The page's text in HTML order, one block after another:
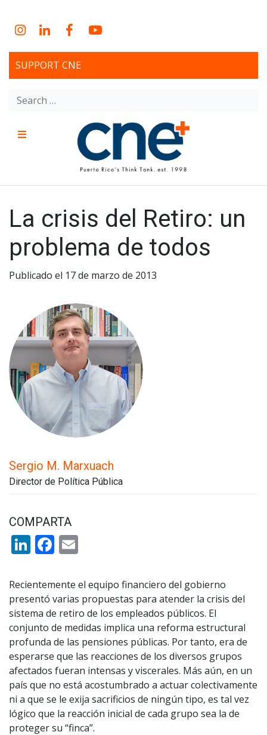
contentInstagram
LinkedInFacebookYouTube
SUPPORT CNE
Search
CNE – Centro Para Una
Nueva Economía – Center
for a New Economy
Non-profit, economic research and policy development
La crisis del Retiro: un
problema de todos
Publicado el 17 de marzo de 2013
Sergio M. Marxuach
Director de Política Pública
COMPARTA
LinkedIn
Facebook
Recientemente el equipo financiero del gobierno
presentó varias propuestas para atender la crisis del
sistema de retiro de los empleados públicos. El
conjunto de medidas implica una reforma estructural
profunda de las pensiones públicas. Por tanto, era de
esperarse que las reacciones de los diversos grupos
afectados fueran intensas y viscerales. Más aún, en un
país que no está acostumbrado a actuar colectivamente
ni a que se le exija sacrificios de ningún tipo, es tal vez
lógico que la reacción inicial de cada grupo sea la de
proteger su “finca”.